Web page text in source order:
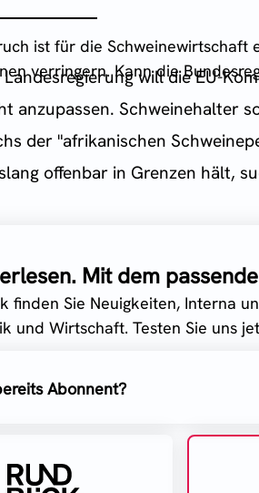
ist für die
verringern. Kann diewill die EU-
anzupassen. Schweinehalter
der "afrikanischen
offenbar in Grenzen hält,
Mit dem
finden Sie Neuigkeiten, Interna
und Wirtschaft. Testen Sie uns
Abonnent?